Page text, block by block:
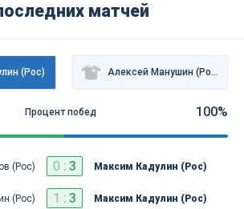
матчей
(Рос) Алексей Манушин (Рос)
Процент побед 100%
(Рос) 0 : 3 Максим Кадулин (Рос)
(Рос) 1 : 3 Максим Кадулин (Рос)